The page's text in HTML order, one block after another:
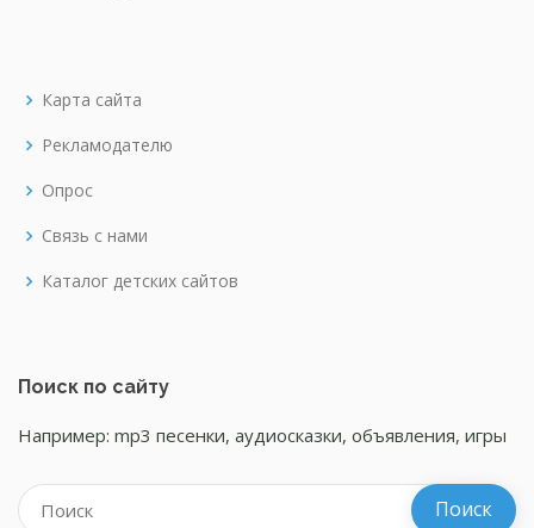
Карта сайта
Рекламодателю
Опрос
Связь с нами
Каталог детских сайтов
Поиск по сайту
Например: mp3 песенки, аудиосказки, объявления, игры